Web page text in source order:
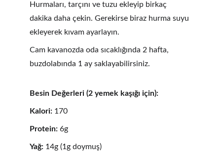
Hurmaları, tarçını ve tuzu ekleyip birkaç
dakika daha çekin. Gerekirse biraz hurma suyu
ekleyerek kıvam ayarlayın.
Cam kavanozda oda sıcaklığında 2 hafta,
buzdolabında 1 ay saklayabilirsiniz.
Besin Değerleri (2 yemek kaşığı için):
Kalori: 170
Protein: 6g
Yağ: 14g (1g doymuş)